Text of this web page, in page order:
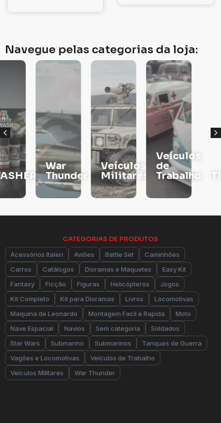
Navegue pelas categorias da loja:
War
Thunder
Veículos
Militares
Veículos
de
Trabalho
TINTAS
CATEGORIAS DE PRODUTOS
Acessórios Italeri Aviões Battle Set
Caminhões
Carros
Catálogos Dioramas e Maquetes
Easy Kit
Fantasy
Ficção Figuras Helicópteros
Jogos
Kit Completo
Kit para Dioramas Livros
Locomotivas
Maquina de Leonardo
Montagem Facil e Rapida
Moto
Nave Espacial
Navios Sem categoria
Soldados
Star Wars
Submarino Submarinos
Tanques de Guerra
Vagões e Locomotivas
Veículos de Trabalho
Veículos Militares
War Thunder